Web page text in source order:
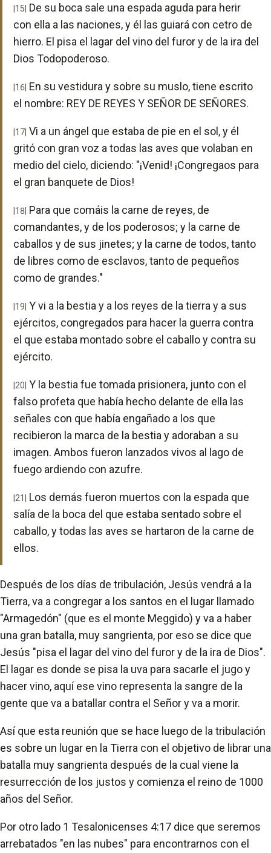
|15| De su boca sale una espada aguda para herir
con ella a las naciones, y él las guiará con cetro de
hierro. El pisa el lagar del vino del furor y de la ira del
Dios Todopoderoso.
|16| En su vestidura y sobre su muslo, tiene escrito
el nombre: REY DE REYES Y SEÑOR DE SEÑORES.
|17| Vi a un ángel que estaba de pie en el sol, y él
gritó con gran voz a todas las aves que volaban en
medio del cielo, diciendo: "¡Venid! ¡Congregaos para
el gran banquete de Dios!
|18| Para que comáis la carne de reyes, de
comandantes, y de los poderosos; y la carne de
caballos y de sus jinetes; y la carne de todos, tanto
de libres como de esclavos, tanto de pequeños
como de grandes."
|19| Y vi a la bestia y a los reyes de la tierra y a sus
ejércitos, congregados para hacer la guerra contra
el que estaba montado sobre el caballo y contra su
ejército.
|20| Y la bestia fue tomada prisionera, junto con el
falso profeta que había hecho delante de ella las
señales con que había engañado a los que
recibieron la marca de la bestia y adoraban a su
imagen. Ambos fueron lanzados vivos al lago de
fuego ardiendo con azufre.
|21|
Los demás fueron muertos con la espada que
salía de la boca del que estaba sentado sobre el
caballo, y todas las aves se hartaron de la carne de
ellos.
Después de los días de tribulación, Jesús vendrá a la
Tierra, va a congregar a los santos en el lugar llamado
"Armagedón" (que es el monte Meggido) y va a haber
una gran batalla, muy sangrienta, por eso se dice que
Jesús "pisa el lagar del vino del furor y de la ira de Dios".
El lagar es donde se pisa la uva para sacarle el jugo y
hacer vino, aquí ese vino representa la sangre de la
gente que va a batallar contra el Señor y va a morir.
Así que esta reunión que se hace luego de la tribulación
es sobre un lugar en la Tierra con el objetivo de librar una
batalla muy sangrienta después de la cual viene la
resurrección de los justos y comienza el reino de 1000
años del Señor.
Por otro lado 1 Tesalonicenses 4:17 dice que seremos
arrebatados "en las nubes" para encontrarnos con el